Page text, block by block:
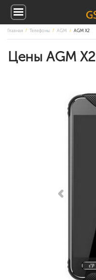
Главная Телефоны AGM AGM X2
Цены AGM X2